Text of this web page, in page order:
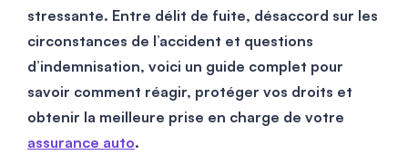
stressante. Entre délit de fuite, désaccord sur les
circonstances de l’accident et questions
d’indemnisation, voici un guide complet pour
savoir comment réagir, protéger vos droits et
obtenir la meilleure prise en charge de votre
assurance auto.